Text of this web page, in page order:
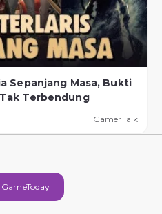
Sepanjang Masa, Bukti
Terbendung
GamerTalk
GameToday